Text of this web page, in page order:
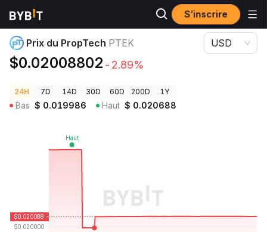
S’inscrire
Prix des cryptos Prix du PropTech PTEK
Prix du PropTech PTEK
$0.02008802 -2.89%
USD
24H 7D 14D 30D 60D 200D 1Y
Bas $ 0.019986 Haut $ 0.020688